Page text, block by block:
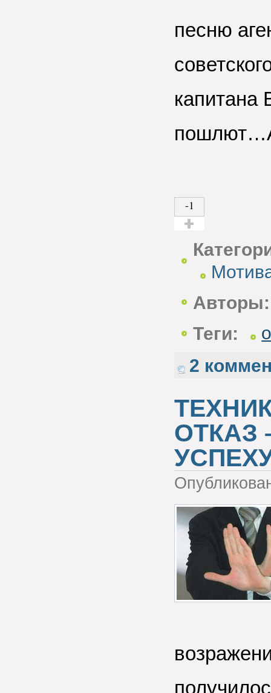
песню
капитана
-1
Авторы:
Теги:
2
ОТКАЗ